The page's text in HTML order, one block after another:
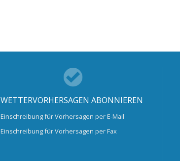
WETTERVORHERSAGEN ABONNIEREN
Einschreibung für Vorhersagen per E-Mail
Einschreibung für Vorhersagen per Fax